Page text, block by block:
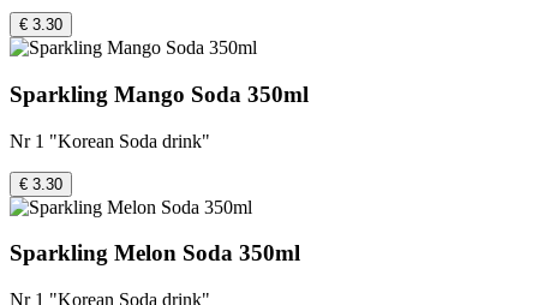
€ 3.30
Sparkling Mango Soda 350ml
Nr 1 "Korean Soda drink"
€ 3.30
Sparkling Melon Soda 350ml
Nr 1 "Korean Soda drink"